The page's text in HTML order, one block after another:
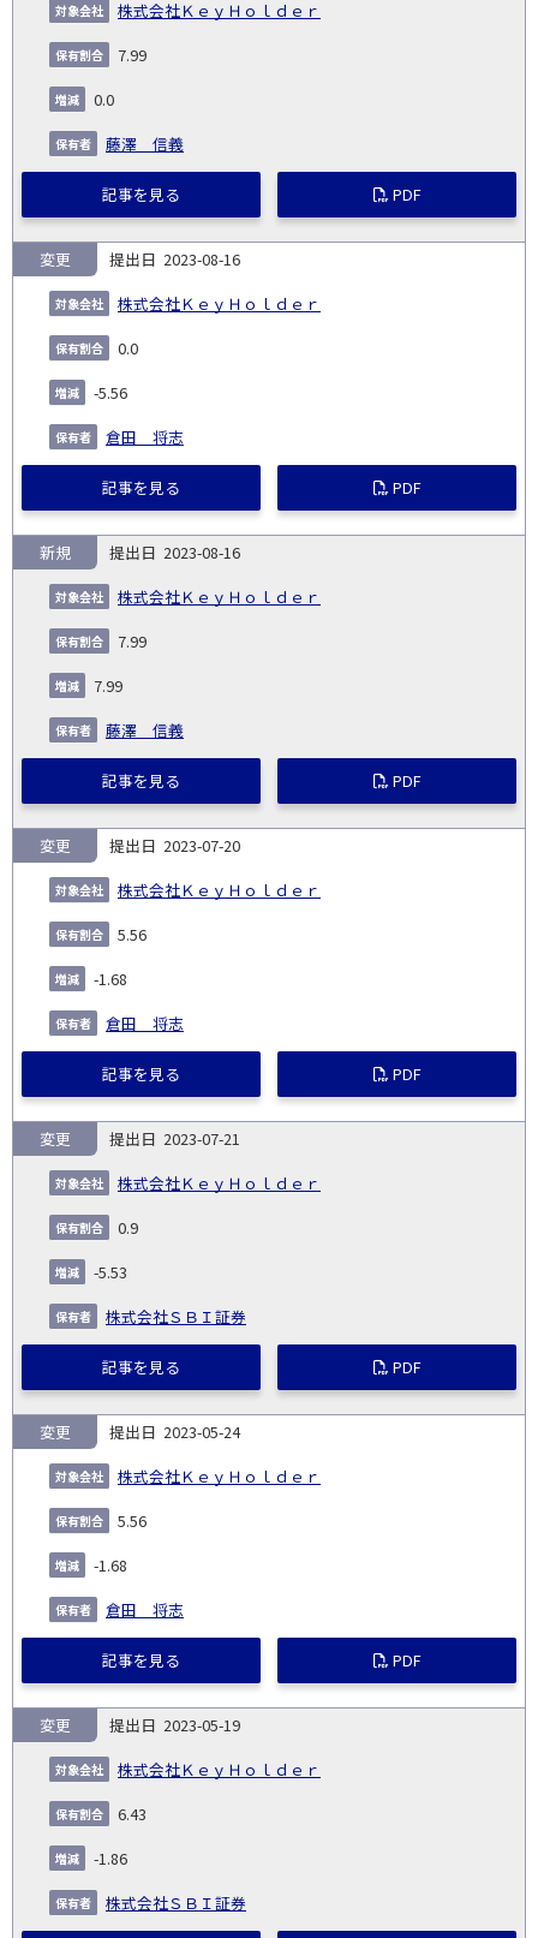
株式会社ＫｅｙＨｏｌｄｅｒ
7.99
0.0
藤澤 信義
記事を見る PDF
2023-08-16
株式会社ＫｅｙＨｏｌｄｅｒ
変更
0.0
-5.56
倉田 将志
記事を見る PDF
2023-08-16
株式会社ＫｅｙＨｏｌｄｅｒ
新規
7.99
7.99
藤澤 信義
記事を見る PDF
2023-07-20
株式会社ＫｅｙＨｏｌｄｅｒ
変更
5.56
-1.68
倉田 将志
記事を見る PDF
2023-07-21
株式会社ＫｅｙＨｏｌｄｅｒ
変更
0.9
-5.53
株式会社ＳＢＩ証券
記事を見る PDF
2023-05-24
株式会社ＫｅｙＨｏｌｄｅｒ
変更
5.56
-1.68
倉田 将志
記事を見る PDF
2023-05-19
株式会社ＫｅｙＨｏｌｄｅｒ
変更
6.43
-1.86
株式会社ＳＢＩ証券